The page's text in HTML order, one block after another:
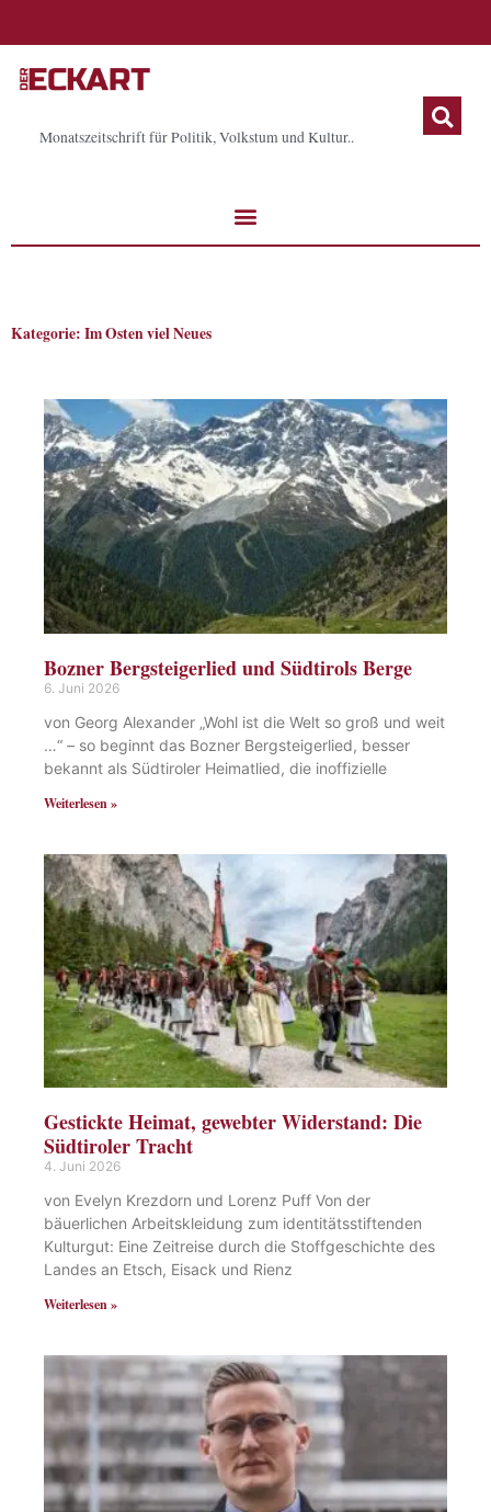
Monatszeitschrift für Politik, Volkstum und Kultur..
Kategorie: Im Osten viel Neues
Bozner Bergsteigerlied und Südtirols Berge
6. Juni 2026
von Georg Alexander „Wohl ist die Welt so groß und weit
…“ – so beginnt das Bozner Bergsteigerlied, besser
bekannt als Südtiroler Heimatlied, die inoffizielle
Weiterlesen »
Gestickte Heimat, gewebter Widerstand: Die
Südtiroler Tracht
4. Juni 2026
von Evelyn Krezdorn und Lorenz Puff Von der
bäuerlichen Arbeitskleidung zum identitätsstiftenden
Kulturgut: Eine Zeitreise durch die Stoffgeschichte des
Landes an Etsch, Eisack und Rienz
Weiterlesen »
SeiteSeiteSeiteSeite